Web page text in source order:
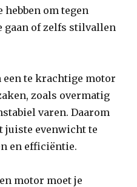
hebben om tegen
gaan of zelfs stilvallen
een te krachtige motor
zoals overmatig
varen. Daarom
juiste evenwicht te
en efficiëntie.
motor moet je